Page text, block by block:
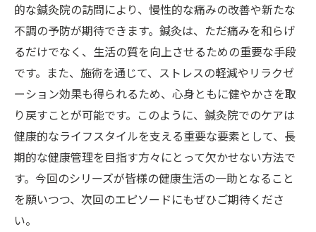
的な鍼灸院の訪問により、慢性的な痛みの改善や新たな
不調の予防が期待できます。鍼灸は、ただ痛みを和らげ
るだけでなく、生活の質を向上させるための重要な手段
です。また、施術を通じて、ストレスの軽減やリラクゼ
ーション効果も得られるため、心身ともに健やかさを取
り戻すことが可能です。このように、鍼灸院でのケアは
健康的なライフスタイルを支える重要な要素として、長
期的な健康管理を目指す方々にとって欠かせない方法で
す。今回のシリーズが皆様の健康生活の一助となること
を願いつつ、次回のエピソードにもぜひご期待くださ
い。